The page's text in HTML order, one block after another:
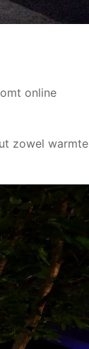
online
zowel warmte